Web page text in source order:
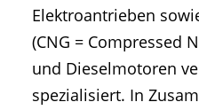
Elektroantrieben
(CNG = Compressed
und Dieselmotoren
spezialisiert. In